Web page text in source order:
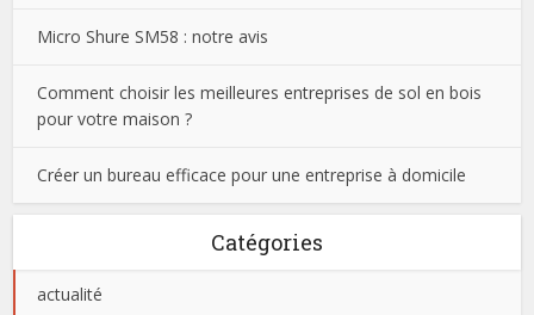
Micro Shure SM58 : notre avis
Comment choisir les meilleures entreprises de sol en bois
pour votre maison ?
Créer un bureau efficace pour une entreprise à domicile
Catégories
actualité